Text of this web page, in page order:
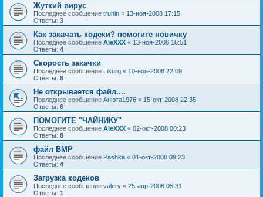
Жуткий вирус
Последнее сообщение truhin « 13-ноя-2008 17:15
Ответы: 3
Как закачать кодеки? помогите новичку
Последнее сообщение AleXXX « 13-ноя-2008 16:51
Ответы: 4
Скорость закачки
Последнее сообщение Likurg « 10-ноя-2008 22:09
Ответы: 8
Не открывается файл....
Последнее сообщение Анюта1976 « 15-окт-2008 22:35
Ответы: 6
ПОМОГИТЕ "ЧАЙНИКУ"
Последнее сообщение AleXXX « 02-окт-2008 00:23
Ответы: 8
файл BMP
Последнее сообщение Pashka « 01-окт-2008 09:23
Ответы: 4
Загрузка кодеков
Последнее сообщение valery « 25-апр-2008 05:31
Ответы: 1